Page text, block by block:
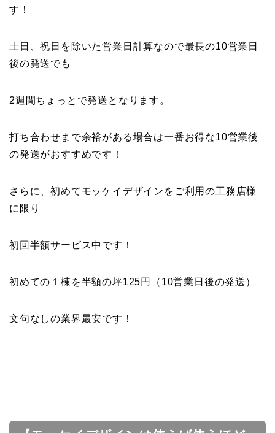
す！
土日、祝日を除いた営業日計算なので最長の10営業日
後の発送でも
2週間ちょっとで発送となります。
打ち合わせまで余裕がある場合は一番お得な10営業後
の発送がおすすめです！
さらに、初めてモッケイデザインをご利用の工務店様
に限り
初回半額サービス中です！
初めての１棟を半額の坪125円（10営業日後の発送）
文句なしの業界最安です！